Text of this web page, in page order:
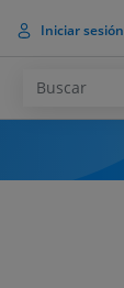
Iniciar sesión